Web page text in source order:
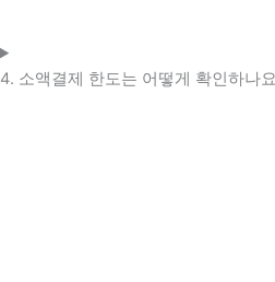
4. 소액결제 한도는 어떻게 확인하나